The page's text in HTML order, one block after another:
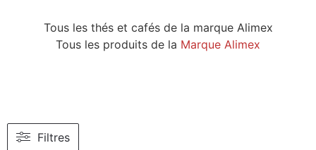
Tous les thés et cafés de la marque Alimex
Tous les produits de la Marque Alimex
Filtres